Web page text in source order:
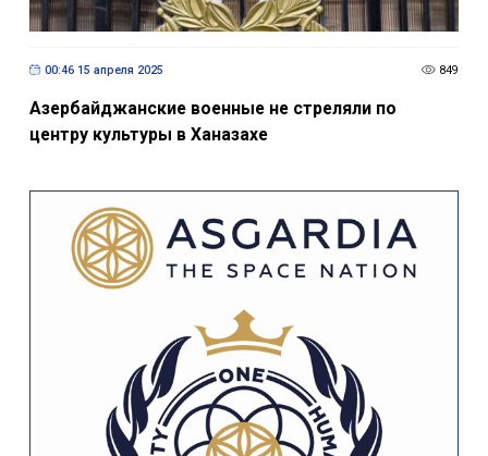
00:46 15 апреля 2025 849
Азербайджанские военные не стреляли по
центру культуры в Ханазахе